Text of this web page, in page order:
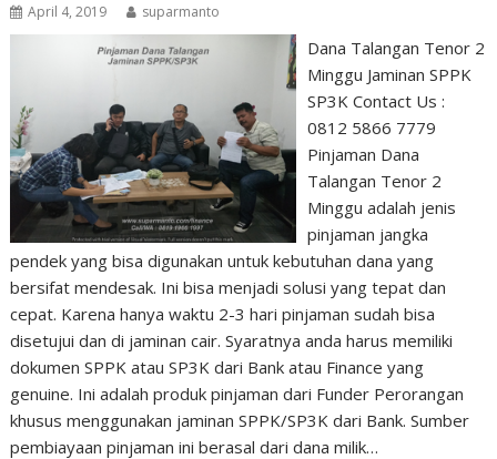
April 4, 2019 suparmanto
Dana Talangan Tenor 2
Minggu Jaminan SPPK
SP3K Contact Us :
0812 5866 7779
Pinjaman Dana
Talangan Tenor 2
Minggu adalah jenis
pinjaman jangka
pendek yang bisa digunakan untuk kebutuhan dana yang
bersifat mendesak. Ini bisa menjadi solusi yang tepat dan
cepat. Karena hanya waktu 2-3 hari pinjaman sudah bisa
disetujui dan di jaminan cair. Syaratnya anda harus memiliki
dokumen SPPK atau SP3K dari Bank atau Finance yang
genuine. Ini adalah produk pinjaman dari Funder Perorangan
khusus menggunakan jaminan SPPK/SP3K dari Bank. Sumber
pembiayaan pinjaman ini berasal dari dana milik…